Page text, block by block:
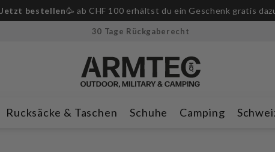
Jetzt bestellen🥳 ab CHF 100 erhältst du ein Geschenk gratis
30 Tage Rückgaberecht
Rucksäcke & Taschen Schuhe Camping